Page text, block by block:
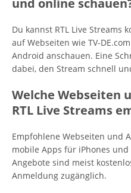
und online
Du kannst RTL Live Streams
auf Webseiten wie TV-
Android anschauen. Eine
dabei, den Stream schnell
Welche Webseiten
RTL Live Streams
Empfohlene Webseiten und
mobile Apps für iPhones
Angebote sind meist
Anmeldung zugänglich.